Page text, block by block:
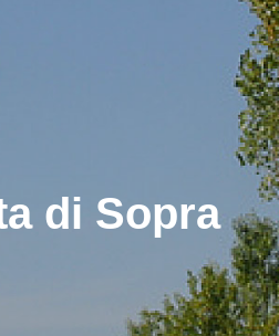
di Sopra